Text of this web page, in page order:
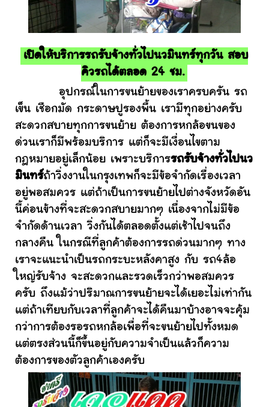
เปิดให้บริการรถรับจ้างทั่วไปนวมินทร์ทุกวัน สอบ
คิวรถได้ตลอด 24 ชม.
อุปกรณ์ในการขนย้ายของเราครบครัน รถ
เข็น เชือกมัด กระดาษปูรองพื้น เรามีทุกอย่างครับ
สะดวกสบายทุกการขนย้าย ต้องการหกล้อขนของ
ด่วนเราก็มีพร้อมบริการ แต่ก็จะมีเงื่อนไขตาม
กฎหมายอยู่เล็กน้อย เพราะบริการรถรับจ้างทั่วไปนว
มินทร์ถ้าวิ่งงานในกรุงเทพก็จะมีข้อจำกัดเรื่องเวลา
อยู่พอสมควร แต่ถ้าเป็นการขนย้ายไปต่างจังหวัดอัน
นี้ค่อนข้างที่จะสะดวกสบายมากๆ เนื่องจากไม่มีข้อ
จำกัดด้านเวลา วิ่งกันได้ตลอดตั้งแต่เช้าไปจนถึง
กลางคืน ในกรณีที่ลูกค้าต้องการรถด่วนมากๆ ทาง
เราจะแนะนำเป็นรถกระบะหลังคาสูง กับ รถ4ล้อ
ใหญ่รับจ้าง จะสะดวกและรวดเร็วกว่าพอสมควร
ครับ ถึงแม้ว่าปริมาณการขนย้ายจะได้เยอะไม่เท่ากัน
แต่ถ้าเทียบกับเวลาที่ลูกค้าจะได้คืนมาบ้างอาจจะคุ้ม
กว่าการต้องรอรถหกล้อเพื่อที่จะขนย้ายไปทั้งหมด
แต่ตรงส่วนนี้ก็ขึ้นอยู่กับความจำเป็นแล้วก็ความ
ต้องการของตัวลูกค้าเองครับ